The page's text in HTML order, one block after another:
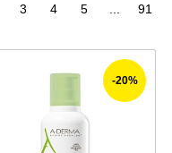
3 4 5 91
-20%